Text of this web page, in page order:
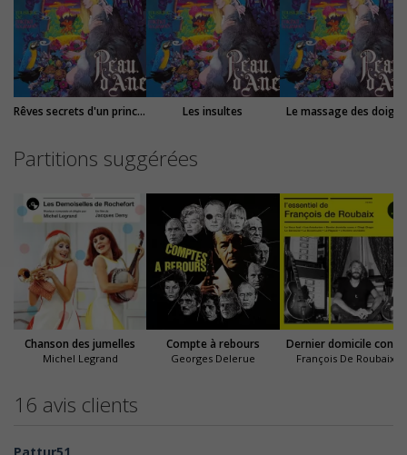
Rêves secrets d'un prince et d'une princesse Les insultes Le massage des doigts
Partitions suggérées
Chanson des jumelles
Michel Legrand
Compte à rebours
Georges Delerue
Dernier domicile connu
François De Roubaix
16 avis clients